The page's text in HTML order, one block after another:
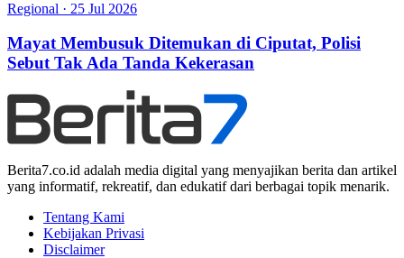
Regional · 25 Jul 2026
Mayat Membusuk Ditemukan di Ciputat, Polisi
Sebut Tak Ada Tanda Kekerasan
Berita7.co.id adalah media digital yang menyajikan berita dan artikel
yang informatif, rekreatif, dan edukatif dari berbagai topik menarik.
Tentang Kami
Kebijakan Privasi
Disclaimer